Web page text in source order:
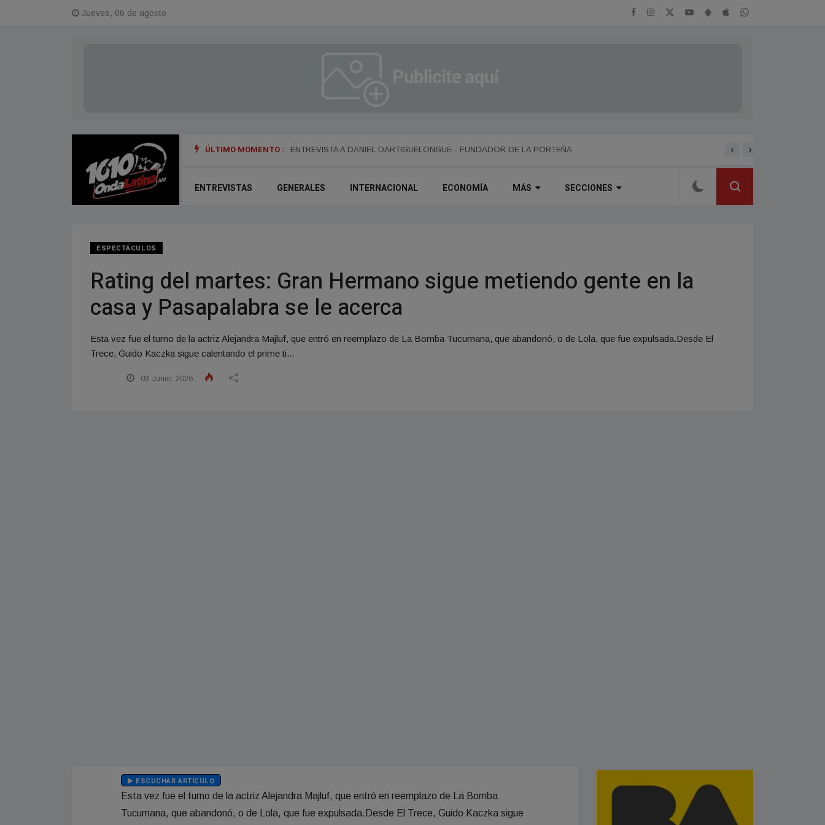
Jueves, 06 de agosto
ÚLTIMO MOMENTO : ENTREVISTA A ALEJANDRO KIM ENTREVISTA A
‹ ›
ENTREVISTAS GENERALES INTERNACIONAL ECONOMÍA MÁS SECCIONES
ESPECTÁCULOS
Rating del martes: Gran Hermano sigue metiendo gente en la
casa y Pasapalabra se le acerca
Esta vez fue el turno de la actriz Alejandra Majluf, que entró en reemplazo de La Bomba Tucumana, que abandonó, o de Lola, que fue expulsada.Desde El
Trece, Guido Kaczka sigue calentando el prime ti...
03 Junio, 2026
ESCUCHAR ARTÍCULO
Esta vez fue el turno de la actriz Alejandra Majluf, que entró en reemplazo de La Bomba
Tucumana, que abandonó, o de Lola, que fue expulsada.Desde El Trece, Guido Kaczka sigue